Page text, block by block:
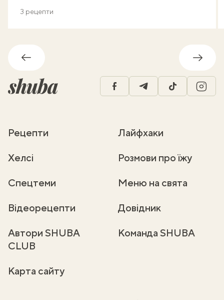
3 рецепти
Назад
facebooktelegramtiktok
Рецепти Лайфхаки
Хелсі Розмови про їжу
Спецтеми Меню на свята
Відеорецепти Довідник
Автори SHUBA
CLUB
Команда SHUBA
Карта сайту